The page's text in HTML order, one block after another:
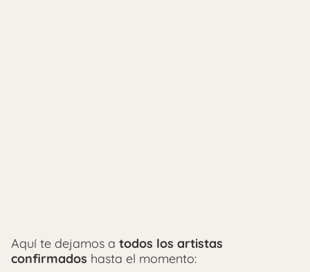
Aquí te dejamos a todos los artistas
confirmados hasta el momento: